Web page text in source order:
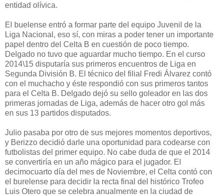
entidad olívica.
El buelense entró a formar parte del equipo Juvenil de la
Liga Nacional, eso sí, con miras a poder tener un importante
papel dentro del Celta B en cuestión de poco tiempo.
Delgado no tuvo que aguardar mucho tiempo. En el curso
2014\15 disputaría sus primeros encuentros de Liga en
Segunda División B. El técnico del filial Fredi Álvarez contó
con el muchacho y éste respondió con sus primeros tantos
para el Celta B. Delgado dejó su sello goleador en las dos
primeras jornadas de Liga, además de hacer otro gol más
en sus 13 partidos disputados.
Julio pasaba por otro de sus mejores momentos deportivos,
y Berizzo decidió darle una oportunidad para codearse con
futbolistas del primer equipo. No cabe duda de que el 2014
se convertiría en un año mágico para el jugador. El
decimocuarto día del mes de Noviembre, el Celta contó con
el burelense para decidir la recta final del histórico Trofeo
Luis Otero que se celebra anualmente en la ciudad de